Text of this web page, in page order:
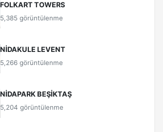
FOLKART TOWERS
5,385 görüntülenme
NİDAKULE LEVENT
5,266 görüntülenme
NİDAPARK BEŞİKTAŞ
5,204 görüntülenme